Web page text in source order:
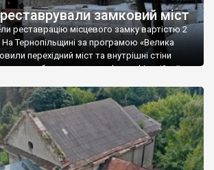
замковий міст
реставрацію місцевого замку вартістю 2
На Тернопільщині за програмою «Велика
перехідний міст та внутрішні стіни
до оборонного валу фортифікаційної
Всього до переліку «Великої реставрації»
які стосуються […]